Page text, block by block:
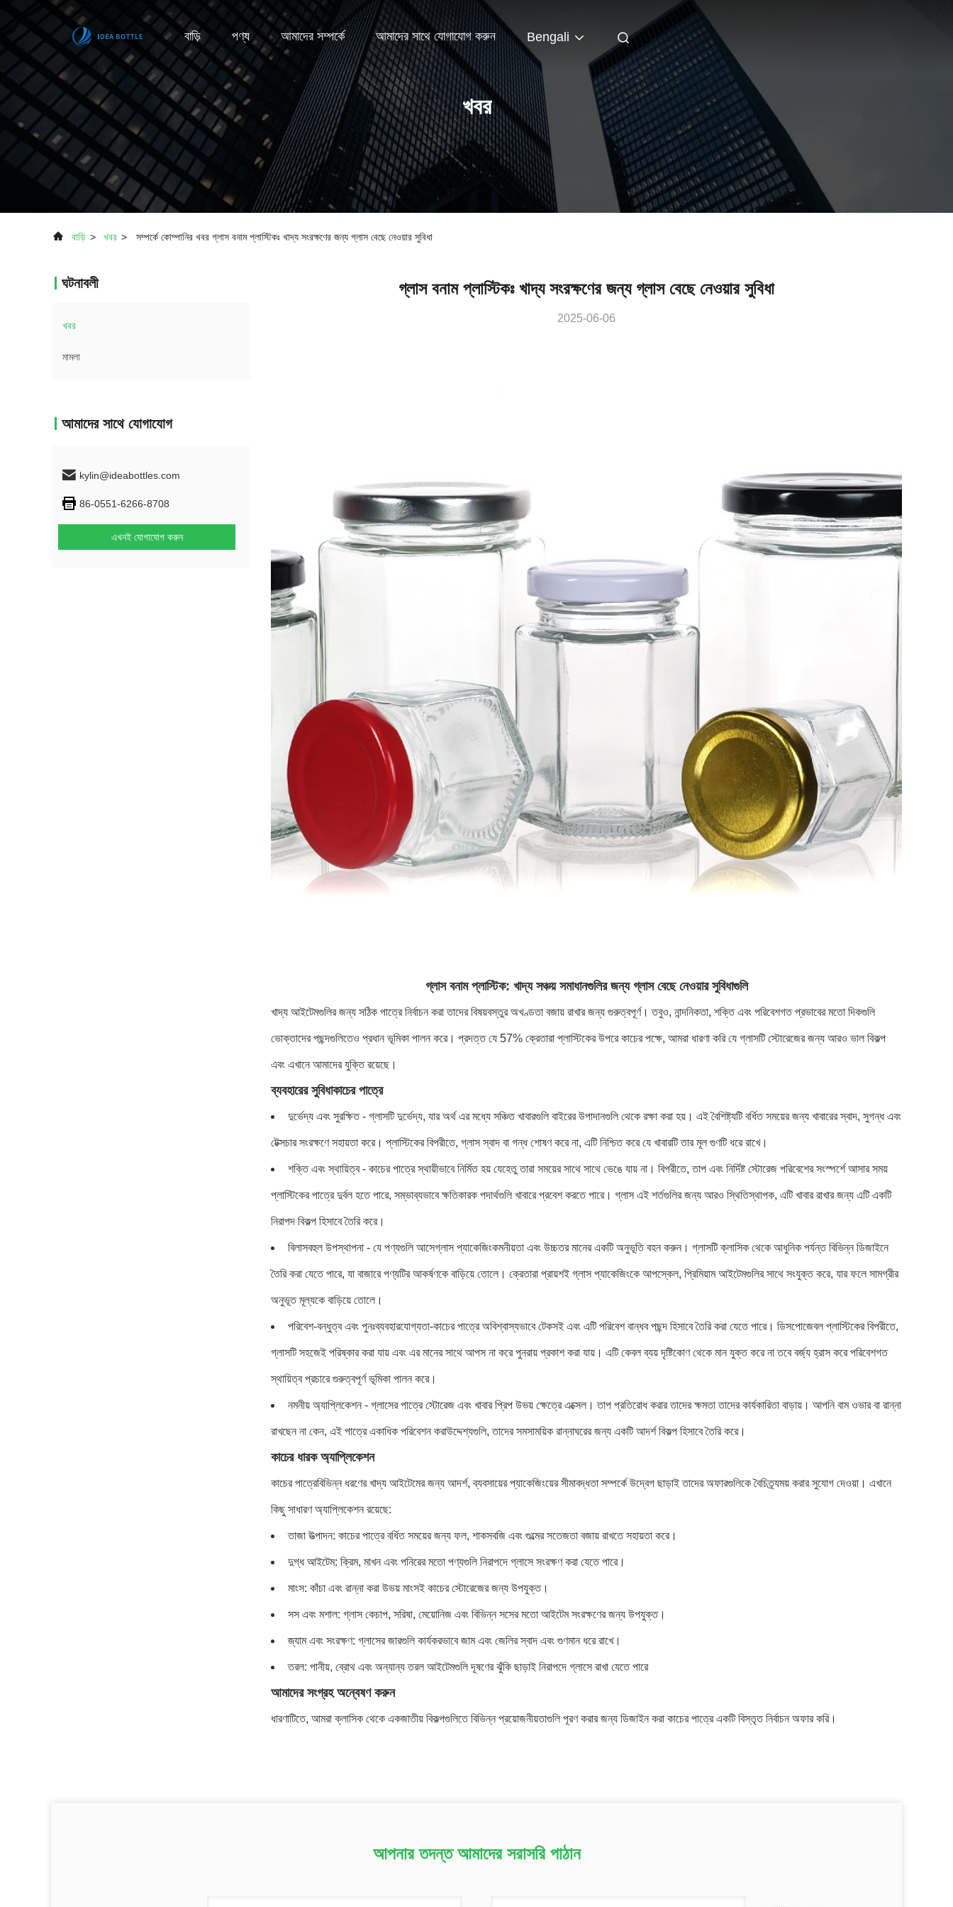
বাড়ি পণ্য আমাদের সম্পর্কে আমাদের সাথে যোগাযোগ করুন Bengali
খবর
বাড়ি > খবর > সম্পর্কে কোম্পানির খবর গ্লাস বনাম প্লাস্টিকঃ খাদ্য সংরক্ষণের জন্য গ্লাস বেছে নেওয়ার সুবিধা
ঘটনাবলী
খবর
মামলা
আমাদের সাথে যোগাযোগ
kylin@ideabottles.com
86-0551-6266-8708
এখনই যোগাযোগ করুন
গ্লাস বনাম প্লাস্টিকঃ খাদ্য সংরক্ষণের জন্য গ্লাস বেছে নেওয়ার সুবিধা
2025-06-06
গ্লাস বনাম প্লাস্টিক: খাদ্য সঞ্চয় সমাধানগুলির জন্য গ্লাস বেছে নেওয়ার সুবিধাগুলি
খাদ্য আইটেমগুলির জন্য সঠিক পাত্রে নির্বাচন করা তাদের বিষয়বস্তুর অখণ্ডতা বজায় রাখার জন্য গুরুত্বপূর্ণ। তবুও, নান্দনিকতা, শক্তি এবং পরিবেশগত প্রভাবের মতো দিকগুলি
ভোক্তাদের পছন্দগুলিতেও প্রধান ভূমিকা পালন করে। প্রদত্ত যে 57% ক্রেতারা প্লাস্টিকের উপরে কাচের পক্ষে, আমরা ধারণা করি যে গ্লাসটি স্টোরেজের জন্য আরও ভাল বিকল্প
এবং এখানে আমাদের যুক্তি রয়েছে।
ব্যবহারের সুবিধাকাচের পাত্রে
দুর্ভেদ্য এবং সুরক্ষিত - গ্লাসটি দুর্ভেদ্য, যার অর্থ এর মধ্যে সঞ্চিত খাবারগুলি বাইরের উপাদানগুলি থেকে রক্ষা করা হয়। এই বৈশিষ্ট্যটি বর্ধিত সময়ের জন্য খাবারের স্বাদ, সুগন্ধ এবং
টেক্সচার সংরক্ষণে সহায়তা করে। প্লাস্টিকের বিপরীতে, গ্লাস স্বাদ বা গন্ধ শোষণ করে না, এটি নিশ্চিত করে যে খাবারটি তার মূল গুণটি ধরে রাখে।
শক্তি এবং স্থায়িত্ব - কাচের পাত্রে স্থায়ীভাবে নির্মিত হয় যেহেতু তারা সময়ের সাথে সাথে ভেঙে যায় না। বিপরীতে, তাপ এবং নির্দিষ্ট স্টোরেজ পরিবেশের সংস্পর্শে আসার সময়
প্লাস্টিকের পাত্রে দুর্বল হতে পারে, সম্ভাব্যভাবে ক্ষতিকারক পদার্থগুলি খাবারে প্রবেশ করতে পারে। গ্লাস এই শর্তগুলির জন্য আরও স্থিতিস্থাপক, এটি খাবার রাখার জন্য এটি একটি
নিরাপদ বিকল্প হিসাবে তৈরি করে।
বিলাসবহুল উপস্থাপনা - যে পণ্যগুলি আসেগ্লাস প্যাকেজিংকমনীয়তা এবং উচ্চতর মানের একটি অনুভূতি বহন করুন। গ্লাসটি ক্লাসিক থেকে আধুনিক পর্যন্ত বিভিন্ন ডিজাইনে
তৈরি করা যেতে পারে, যা বাজারে পণ্যটির আকর্ষণকে বাড়িয়ে তোলে। ক্রেতারা প্রায়শই গ্লাস প্যাকেজিংকে আপস্কেল, প্রিমিয়াম আইটেমগুলির সাথে সংযুক্ত করে, যার ফলে সামগ্রীর
অনুভূত মূল্যকে বাড়িয়ে তোলে।
পরিবেশ-বন্ধুত্ব এবং পুনঃব্যবহারযোগ্যতা-কাচের পাত্রে অবিশ্বাস্যভাবে টেকসই এবং এটি পরিবেশ বান্ধব পছন্দ হিসাবে তৈরি করা যেতে পারে। ডিসপোজেবল প্লাস্টিকের বিপরীতে,
গ্লাসটি সহজেই পরিষ্কার করা যায় এবং এর মানের সাথে আপস না করে পুনরায় প্রকাশ করা যায়। এটি কেবল ব্যয় দৃষ্টিকোণ থেকে মান যুক্ত করে না তবে বর্জ্য হ্রাস করে পরিবেশগত
স্থায়িত্ব প্রচারে গুরুত্বপূর্ণ ভূমিকা পালন করে।
নমনীয় অ্যাপ্লিকেশন - গ্লাসের পাত্রে স্টোরেজ এবং খাবার প্রিপ উভয় ক্ষেত্রে এক্সেল। তাপ প্রতিরোধ করার তাদের ক্ষমতা তাদের কার্যকারিতা বাড়ায়। আপনি বাম ওভার বা রান্না
রাখছেন না কেন, এই পাত্রে একাধিক পরিবেশন করাউদ্দেশ্যগুলি, তাদের সমসাময়িক রান্নাঘরের জন্য একটি আদর্শ বিকল্প হিসাবে তৈরি করে।
কাচের ধারক অ্যাপ্লিকেশন
কাচের পাত্রেবিভিন্ন ধরণের খাদ্য আইটেমের জন্য আদর্শ, ব্যবসায়ের প্যাকেজিংয়ের সীমাবদ্ধতা সম্পর্কে উদ্বেগ ছাড়াই তাদের অফারগুলিকে বৈচিত্র্যময় করার সুযোগ দেওয়া। এখানে
কিছু সাধারণ অ্যাপ্লিকেশন রয়েছে:
তাজা উত্পাদন: কাচের পাত্রে বর্ধিত সময়ের জন্য ফল, শাকসবজি এবং গুল্মের সতেজতা বজায় রাখতে সহায়তা করে।
দুগ্ধ আইটেম: ক্রিম, মাখন এবং পনিরের মতো পণ্যগুলি নিরাপদে গ্লাসে সংরক্ষণ করা যেতে পারে।
মাংস: কাঁচা এবং রান্না করা উভয় মাংসই কাচের স্টোরেজের জন্য উপযুক্ত।
সস এবং মশাল: গ্লাস কেচাপ, সরিষা, মেয়োনিজ এবং বিভিন্ন সসের মতো আইটেম সংরক্ষণের জন্য উপযুক্ত।
জ্যাম এবং সংরক্ষণ: গ্লাসের জারগুলি কার্যকরভাবে জাম এবং জেলির স্বাদ এবং গুণমান ধরে রাখে।
তরল: পানীয়, ব্রোথ এবং অন্যান্য তরল আইটেমগুলি দূষণের ঝুঁকি ছাড়াই নিরাপদে গ্লাসে রাখা যেতে পারে
আমাদের সংগ্রহ অন্বেষণ করুন
ধারণাটিতে, আমরা ক্লাসিক থেকে একজাতীয় বিকল্পগুলিতে বিভিন্ন প্রয়োজনীয়তাগুলি পূরণ করার জন্য ডিজাইন করা কাচের পাত্রে একটি বিস্তৃত নির্বাচন অফার করি।
আপনার তদন্ত আমাদের সরাসরি পাঠান